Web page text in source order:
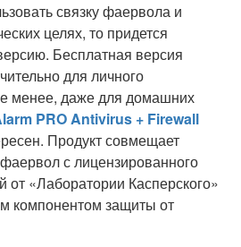
связку фаервола и
целях, то придется
Бесплатная версия
для личного
менее, даже для домашних
PRO Antivirus + Firewall
Продукт совмещает
с лицензированного
от «Лаборатории Касперского»
компонентом защиты от